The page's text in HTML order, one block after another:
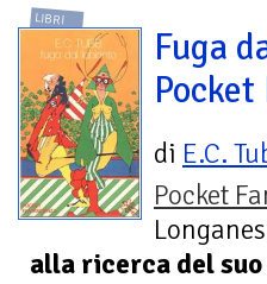
LIBRI
Fuga
di E.C.
Pocket
alla ricerca del suo